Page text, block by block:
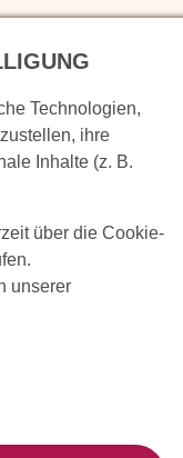
Kindheit
Technologien,
ihre
Inhalte (z. B.
über die Cookie-
unserer